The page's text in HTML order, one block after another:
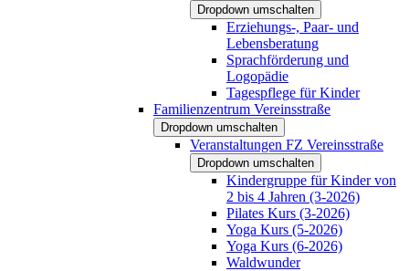
Dropdown umschalten
Erziehungs-, Paar- und
Lebensberatung
Sprachförderung und
Logopädie
Tagespflege für Kinder
Familienzentrum Vereinsstraße
Dropdown umschalten
Veranstaltungen FZ Vereinsstraße
Dropdown umschalten
Kindergruppe für Kinder von
2 bis 4 Jahren (3-2026)
Pilates Kurs (3-2026)
Yoga Kurs (5-2026)
Yoga Kurs (6-2026)
Waldwunder